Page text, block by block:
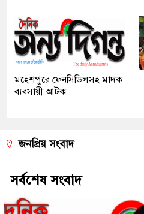
মহেশপুরে ফেনসিডিলসহ মাদক
ব্যবসায়ী আটক
জনপ্রিয় সংবাদ
সর্বশেষ সংবাদ